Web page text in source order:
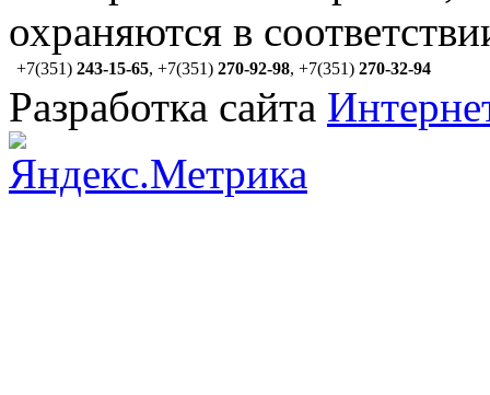
охраняются в
+7(351) 243-15-65, +7(351) 270-92-98, +7(351) 270-32-94
Разработка сайта